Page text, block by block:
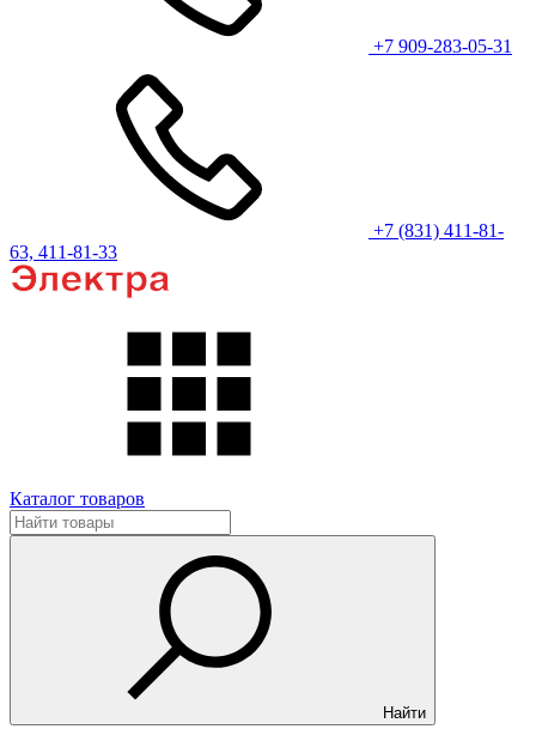
+7 909-283-05-31
+7 (831) 411-81-
63, 411-81-33
Каталог товаров
Найти